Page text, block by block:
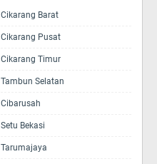
Cikarang Barat
Cikarang Pusat
Cikarang Timur
Tambun Selatan
Cibarusah
Setu Bekasi
Tarumajaya